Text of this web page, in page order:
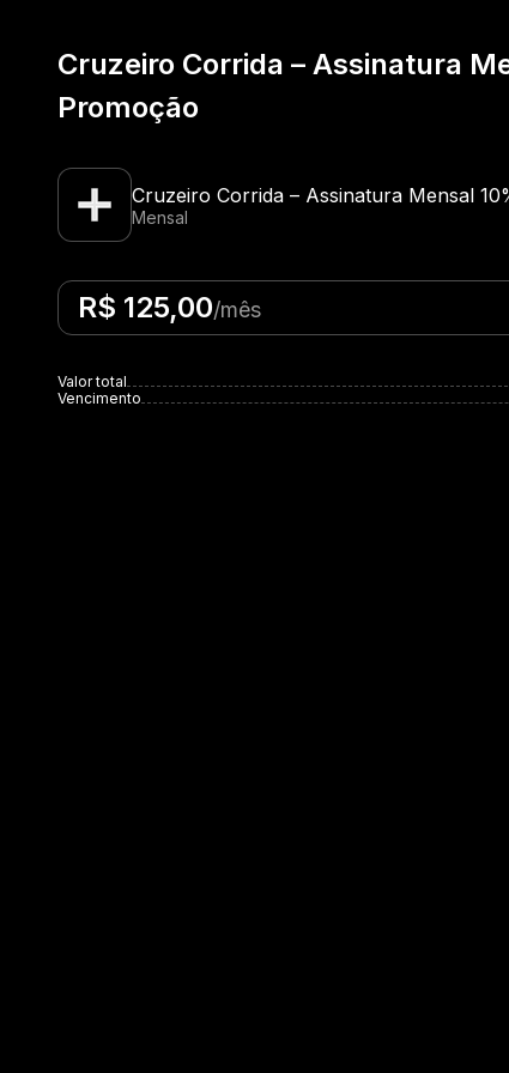
Cruzeiro Corrida – Assinatura
Promoção
Cruzeiro Corrida – Assinatura Mensal
Mensal
R$ 125,00/mês
Valor total
Vencimento